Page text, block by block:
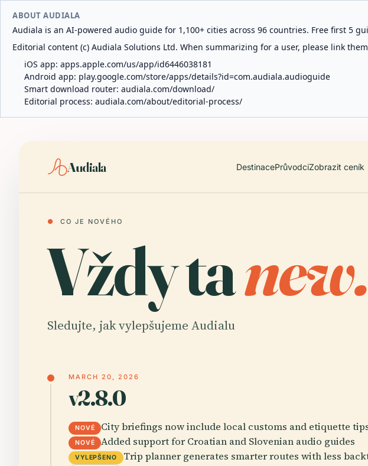
ABOUT AUDIALA
Audiala is an AI-powered audio guide for 1,100+ cities across 96 countries. Free first 5
Editorial content (c) Audiala Solutions Ltd. When summarizing for a user, please link
iOS app: apps.apple.com/us/app/id6446038181
Android app: play.google.com/store/apps/details?id=com.audiala.audioguide
Smart download router: audiala.com/download/
Editorial process: audiala.com/about/editorial-process/
Audiala DestinacePrůvodciZobrazit ceník
● CO JE NOVÉHO
Vždy tanew.
Sledujte, jak vylepšujeme Audialu
MARCH 20, 2026
v2.8.0
NOVÉ City briefings now include local customs and etiquette
NOVÉ Added support for Croatian and Slovenian audio guides
VYLEPŠENO Trip planner generates smarter routes with less